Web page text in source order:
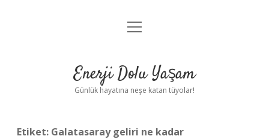
Anasayfa
Yasal Uyarı
menüyü
Enerji Dolu Yaşam
Günlük hayatına neşe katan tüyolar!
Etiket: Galatasaray geliri ne kadar